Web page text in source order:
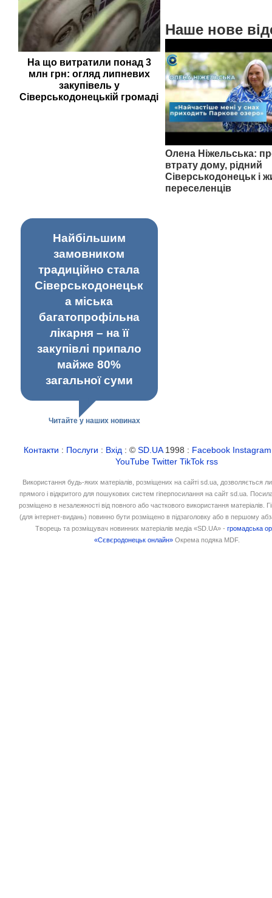
На що витратили понад 3
млн грн: огляд липневих
закупівель у
Сіверськодонецькій громаді
Наше нове
Олена Ніжельська:
втрату дому, рідний
Сіверськодонецьк і
переселенців
Найбільшим
замовником
традиційно стала
Сіверськодонецьк
а міська
багатопрофільна
лікарня – на її
закупівлі припало
майже 80%
загальної суми
Читайте у наших новинах
Контакти : Послуги : Вхід : ©SD.UA1998 : Facebook Instagram
YouTube Twitter TikTok rss
Використання будь-яких матеріалів, розміщених на сайті sd.ua, дозволяється
прямого і відкритого для пошукових систем гіперпосилання на сайт sd.ua.
розміщено в незалежності від повного або часткового використання матеріалів.
(для інтернет-видань) повинно бути розміщено в підзаголовку або в першому
Творець та розміщувач новинних матеріалів медіа «SD.UA» -громадська
«Сєвєродонецьк онлайн» Окрема подяка MDF.